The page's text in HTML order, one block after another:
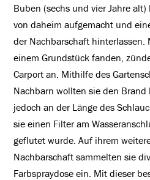
Buben (sechs und vier Jahre
von daheim aufgemacht und
der Nachbarschaft
einem Grundstück fanden,
Carport an. Mithilfe des
Nachbarn wollten sie den Brand
jedoch an der Länge des
sie einen Filter am
geflutet wurde. Auf ihrem
Nachbarschaft sammelten sie
Farbspraydose ein. Mit dieser